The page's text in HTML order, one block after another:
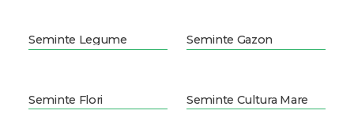
Seminte Legume Seminte Gazon
Seminte Flori Seminte Cultura Mare